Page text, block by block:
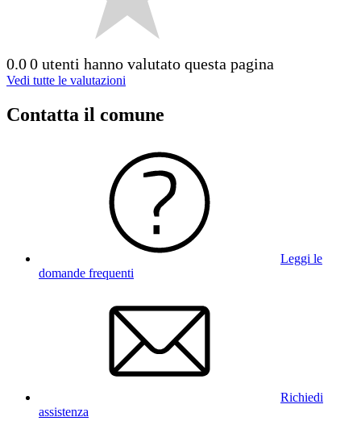
0.00 utenti hanno valutato questa pagina
Vedi tutte le valutazioni
Contatta il comune
Leggi le
domande frequenti
Richiedi
assistenza